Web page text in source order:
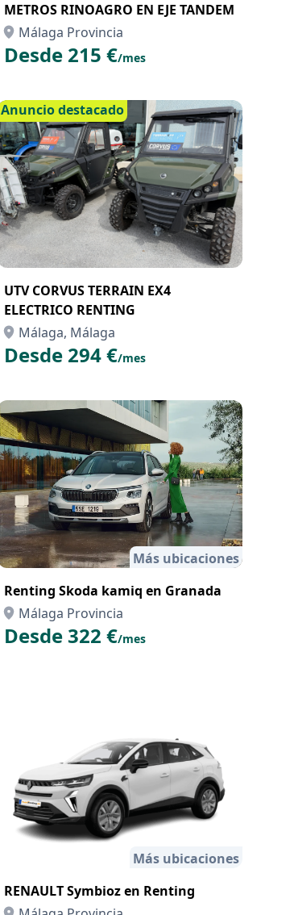
METROS RINOAGRO EN EJE TANDEM
Málaga Provincia
Desde 215 €/mes
Anuncio destacado
UTV CORVUS TERRAIN EX4
ELECTRICO RENTING
Málaga, Málaga
Desde 294 €/mes
Más ubicaciones
Renting Skoda kamiq en Granada
Málaga Provincia
Desde 322 €/mes
Más ubicaciones
RENAULT Symbioz en Renting